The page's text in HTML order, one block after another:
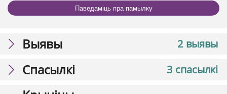
Паведаміць пра памылку
2 выявы
Выявы
3 спасылкі
Спасылкі